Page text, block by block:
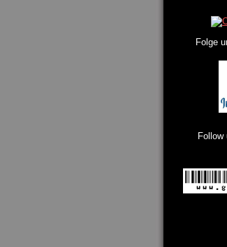
Folge
Follow